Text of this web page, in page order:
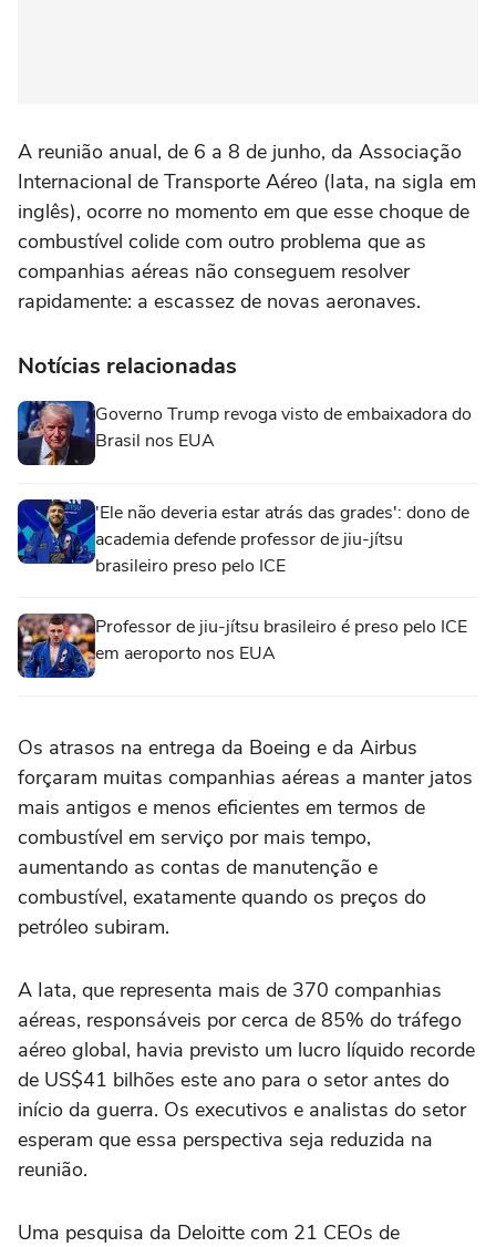
A reunião anual, de 6 a 8 de junho, da Associação
Internacional de Transporte Aéreo (Iata, na sigla em
inglês), ocorre no momento em que esse choque de
combustível colide com outro ⁠problema que as
companhias aéreas não conseguem resolver
rapidamente: a escassez de novas aeronaves.
Notícias relacionadas
Governo Trump revoga visto de embaixadora do
Brasil nos EUA
'Ele não deveria estar atrás das grades': dono de
academia defende professor de jiu-jítsu
brasileiro preso pelo ICE
Professor de jiu-jítsu brasileiro é preso pelo ICE
em aeroporto nos EUA
Os atrasos na entrega da Boeing e da ‌Airbus
forçaram muitas companhias aéreas a manter jatos
mais antigos e menos eficientes em termos de
combustível em serviço por mais tempo,
aumentando as contas de manutenção e
combustível, exatamente quando os preços do
petróleo subiram.
A Iata, que representa mais ‌de 370 companhias
aéreas, responsáveis por cerca de 85% do tráfego
aéreo global, ‌havia previsto um lucro líquido recorde
de US$41 bilhões este ano para o setor antes do
início da ⁠guerra. Os executivos e analistas do setor
esperam que essa perspectiva seja reduzida na
reunião.
Uma pesquisa da Deloitte com 21 CEOs de